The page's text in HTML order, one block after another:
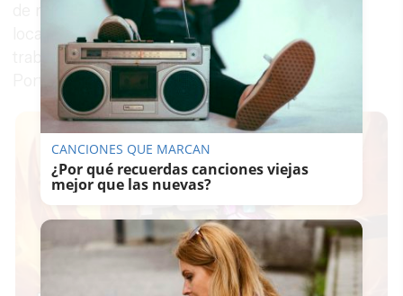
de respirabilidad, en sus instalaciones de la
localidad de Ontinyent (Valencia) para las
trabajadoras y los trabajadores de España y
Portugal.
CANCIONES QUE MARCAN
¿Por qué recuerdas canciones viejas
mejor que las nuevas?